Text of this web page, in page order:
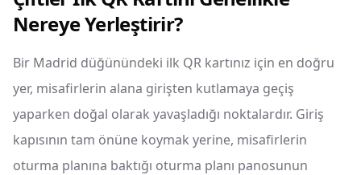
Nereye Yerleştirir?
Bir Madrid düğünündeki ilk QR kartınız için en doğru
yer, misafirlerin alana girişten kutlamaya geçiş
yaparken doğal olarak yavaşladığı noktalardır. Giriş
kapısının tam önüne koymak yerine, misafirlerin
oturma planına baktığı oturma planı panosunun